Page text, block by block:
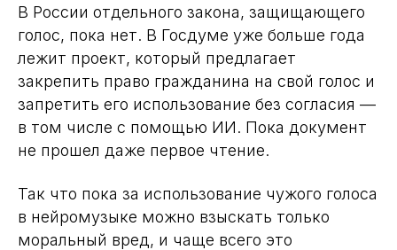
В России отдельного закона, защищающего
голос, пока нет. В Госдуме уже больше года
лежит проект, который предлагает
закрепить право гражданина на свой голос и
запретить его использование без согласия —
в том числе с помощью ИИ. Пока документ
не прошел даже первое чтение.
Так что пока за использование чужого голоса
в нейромузыке можно взыскать только
моральный вред, и чаще всего это